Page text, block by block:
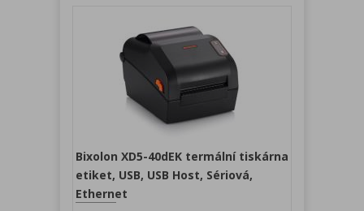
Bixolon XD5-40dEK termální tiskárna
etiket, USB, USB Host, Sériová,
Ethernet